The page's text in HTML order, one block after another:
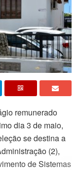
remunerado
dia 3 de maio,
se destina a
(2),
de Sistemas